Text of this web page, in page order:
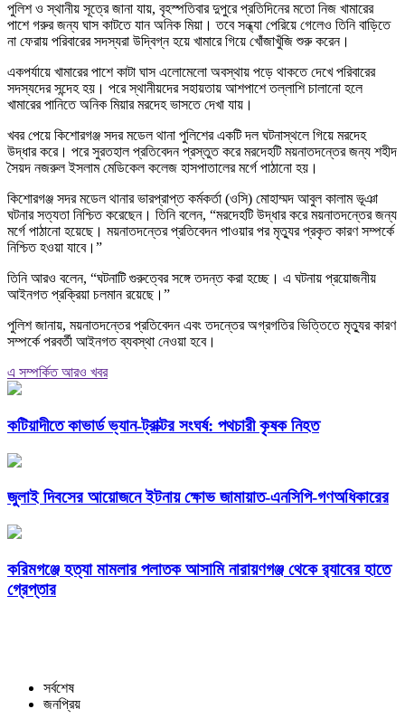
পুলিশ ও স্থানীয় সূত্রে জানা যায়, বৃহস্পতিবার দুপুরে প্রতিদিনের মতো নিজ খামারের
পাশে গরুর জন্য ঘাস কাটতে যান অনিক মিয়া। তবে সন্ধ্যা পেরিয়ে গেলেও তিনি বাড়িতে
না ফেরায় পরিবারের সদস্যরা উদ্বিগ্ন হয়ে খামারে গিয়ে খোঁজাখুঁজি শুরু করেন।
একপর্যায়ে খামারের পাশে কাটা ঘাস এলোমেলো অবস্থায় পড়ে থাকতে দেখে পরিবারের
সদস্যদের সন্দেহ হয়। পরে স্থানীয়দের সহায়তায় আশপাশে তল্লাশি চালানো হলে
খামারের পানিতে অনিক মিয়ার মরদেহ ভাসতে দেখা যায়।
খবর পেয়ে কিশোরগঞ্জ সদর মডেল থানা পুলিশের একটি দল ঘটনাস্থলে গিয়ে মরদেহ
উদ্ধার করে। পরে সুরতহাল প্রতিবেদন প্রস্তুত করে মরদেহটি ময়নাতদন্তের জন্য শহীদ
সৈয়দ নজরুল ইসলাম মেডিকেল কলেজ হাসপাতালের মর্গে পাঠানো হয়।
কিশোরগঞ্জ সদর মডেল থানার ভারপ্রাপ্ত কর্মকর্তা (ওসি) মোহাম্মদ আবুল কালাম ভূঞা
ঘটনার সত্যতা নিশ্চিত করেছেন। তিনি বলেন, “মরদেহটি উদ্ধার করে ময়নাতদন্তের জন্য
মর্গে পাঠানো হয়েছে। ময়নাতদন্তের প্রতিবেদন পাওয়ার পর মৃত্যুর প্রকৃত কারণ সম্পর্কে
নিশ্চিত হওয়া যাবে।”
তিনি আরও বলেন, “ঘটনাটি গুরুত্বের সঙ্গে তদন্ত করা হচ্ছে। এ ঘটনায় প্রয়োজনীয়
আইনগত প্রক্রিয়া চলমান রয়েছে।”
পুলিশ জানায়, ময়নাতদন্তের প্রতিবেদন এবং তদন্তের অগ্রগতির ভিত্তিতে মৃত্যুর কারণ
সম্পর্কে পরবর্তী আইনগত ব্যবস্থা নেওয়া হবে।
এ সম্পর্কিত আরও খবর
কটিয়াদীতে কাভার্ড ভ্যান-ট্রাক্টর সংঘর্ষ: পথচারী কৃষক নিহত
জুলাই দিবসের আয়োজনে ইটনায় ক্ষোভ জামায়াত-এনসিপি-গণঅধিকারের
করিমগঞ্জে হত্যা মামলার পলাতক আসামি নারায়ণগঞ্জ থেকে র‌্যাবের হাতে
গ্রেপ্তার
সর্বশেষ
জনপ্রিয়